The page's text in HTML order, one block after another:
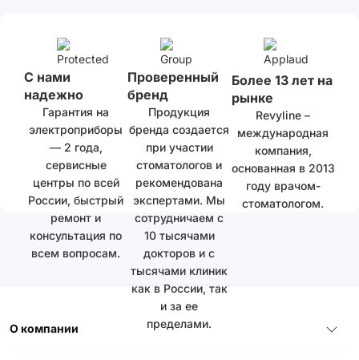
С нами
надежно
Гарантия на
электроприборы
— 2 года,
сервисные
центры по всей
России, быстрый
ремонт и
консультация по
всем вопросам.
Проверенный
бренд
Продукция
бренда создается
при участии
стоматологов и
рекомендована
экспертами. Мы
сотрудничаем с
10 тысячами
докторов и с
тысячами клиник
как в России, так
и за ее
пределами.
Более 13 лет на
рынке
Revyline –
международная
компания,
основанная в 2013
году врачом-
стоматологом.
О компании